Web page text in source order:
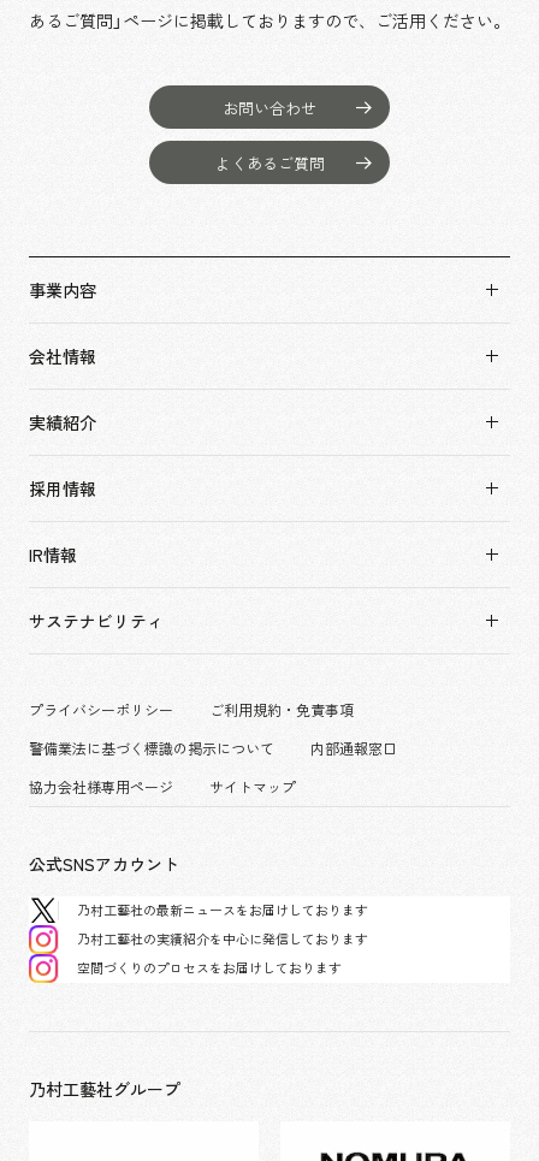
あるご質問」ページに掲載しておりますので、
ご活用ください。
お問い合わせ
よくあるご質問
事業内容
会社情報
ソーシャルグッド
会社概要・アクセス
役員構成・組織図
実績紹介
アーバン & リテール
ホスピタリティ
コーポレート
コンベンション & イベント
パブリック
採用情報
キャリア採用
働く環境
IR情報
サステナビリティ
プライバシーポリシー
ご利用規約・免責事項
警備業法に基づく標識の掲示について
内部通報窓口
協力会社様専用ページ
サイトマップ
公式SNSアカウント
乃村工藝社の最新ニュースをお届けしております
乃村工藝社の実績紹介を中心に発信しております
空間づくりのプロセスをお届けしております
乃村工藝社グループ